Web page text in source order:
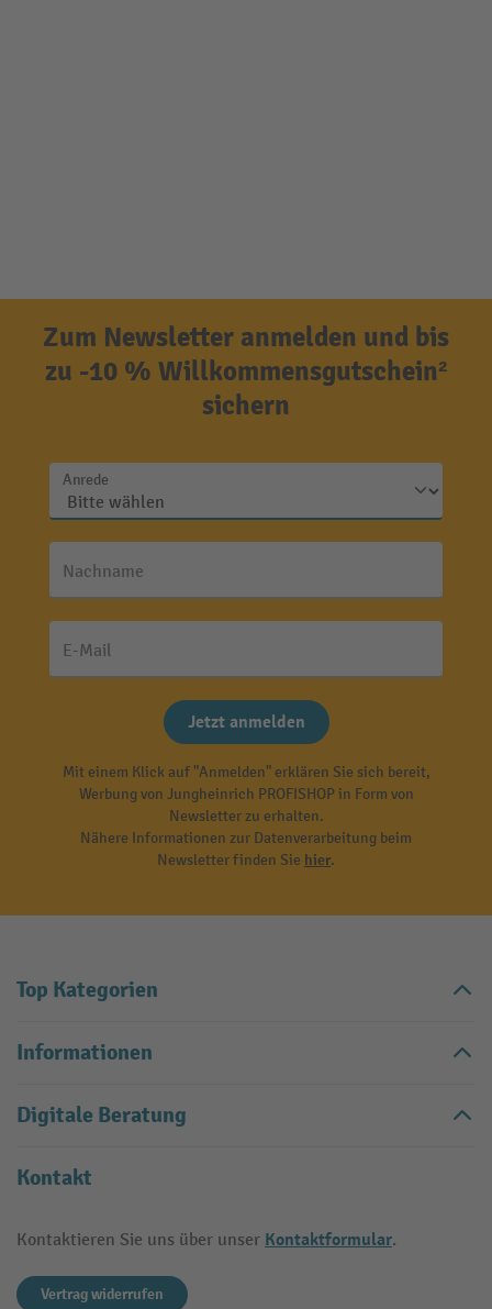
Zum Newsletter anmelden und bis
zu -10 % Willkommensgutschein²
sichern
Anrede
Nachname
E-Mail
Jetzt anmelden
Mit einem Klick auf "Anmelden" erklären Sie sich bereit,
Werbung von Jungheinrich PROFISHOP in Form von
Newsletter zu erhalten.
Nähere Informationen zur Datenverarbeitung beim
Newsletter finden Sie hier.
Top Kategorien
Informationen
Digitale Beratung
Kontakt
Kontaktieren Sie uns über unser Kontaktformular.
Vertrag widerrufen